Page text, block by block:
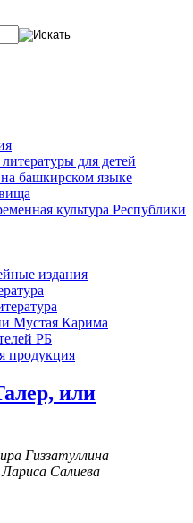
для детей
башкирском языке
культура Республики
издания
Мустая Карима
РБ
продукция
или
Гиззатуллина
Лариса Салиева